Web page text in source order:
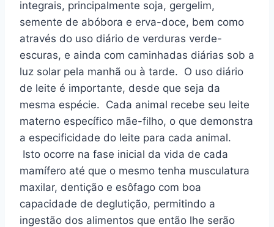
integrais, principalmente soja, gergelim,
semente de abóbora e erva-doce, bem como
através do uso diário de verduras verde-
escuras, e ainda com caminhadas diárias sob a
luz solar pela manhã ou à tarde. O uso diário
de leite é importante, desde que seja da
mesma espécie. Cada animal recebe seu leite
materno específico mãe-filho, o que demonstra
a especificidade do leite para cada animal.
Isto ocorre na fase inicial da vida de cada
mamífero até que o mesmo tenha musculatura
maxilar, dentição e esôfago com boa
capacidade de deglutição, permitindo a
ingestão dos alimentos que então lhe serão